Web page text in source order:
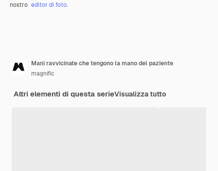
nostro editor di foto.
Mani ravvicinate che tengono la mano del paziente
magnific
Altri elementi di questa serieVisualizza tutto